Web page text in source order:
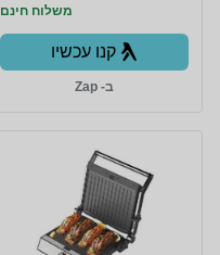
משלוח חינם
קנו עכשיו
ב- Zap